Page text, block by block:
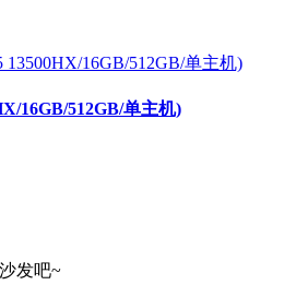
16GB/512GB/单主机)
发吧~